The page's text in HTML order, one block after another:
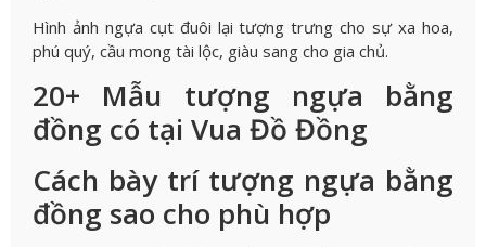
Hình ảnh ngựa cụt đuôi lại tượng trưng cho sự xa hoa,
phú quý, cầu mong tài lộc, giàu sang cho gia chủ.
20+ Mẫu tượng ngựa bằng
đồng có tại Vua Đồ Đồng
Cách bày trí tượng ngựa bằng
đồng sao cho phù hợp